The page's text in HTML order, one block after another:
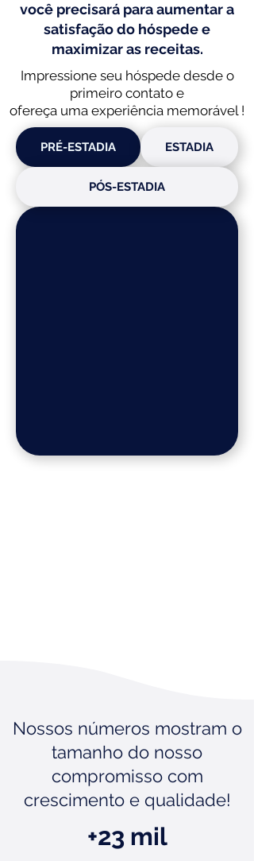
você precisará para aumentar a
satisfação do hóspede e
maximizar as receitas.
Impressione seu hóspede desde o
primeiro contato e
ofereça uma experiência memorável !
PRÉ-ESTADIA ESTADIA
PÓS-ESTADIA
Nossos números mostram o
tamanho do nosso
compromisso com
crescimento e qualidade!
+23 mil